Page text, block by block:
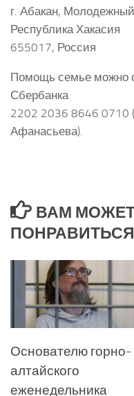
г. Абакан,
Республика Хакасия
655017, Россия
Помощь семье можно
Сбербанка
2202 2036 8646 0710
Афанасьева).
ВАМ
Основателю горно-
алтайского
еженедельника